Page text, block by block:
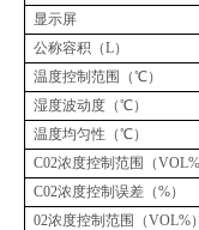
显示屏
公称容积（L）
温度控制范围（℃）
湿度波动度（℃）
温度均匀性（℃）
C02浓度控制范围（VOL%
C02浓度控制误差（%）
02浓度控制范围（VOL%）